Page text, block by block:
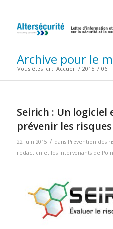
Archive pour le
Vous êtes ici : Accueil / 2015 / 06
Seirich : Un logiciel
prévenir les
22 juin 2015 / dans Prévention des
rédaction et les intervenants de